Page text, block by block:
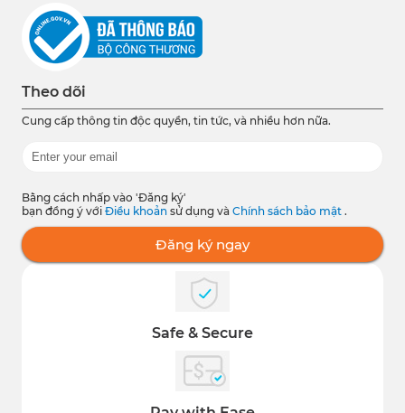
Theo dõi
Cung cấp thông tin độc quyền, tin tức, và nhiều hơn nữa.
Bằng cách nhấp vào 'Đăng ký'
bạn đồng ý với Điều khoản sử dụng và Chính sách bảo mật .
Đăng ký ngay
Safe & Secure